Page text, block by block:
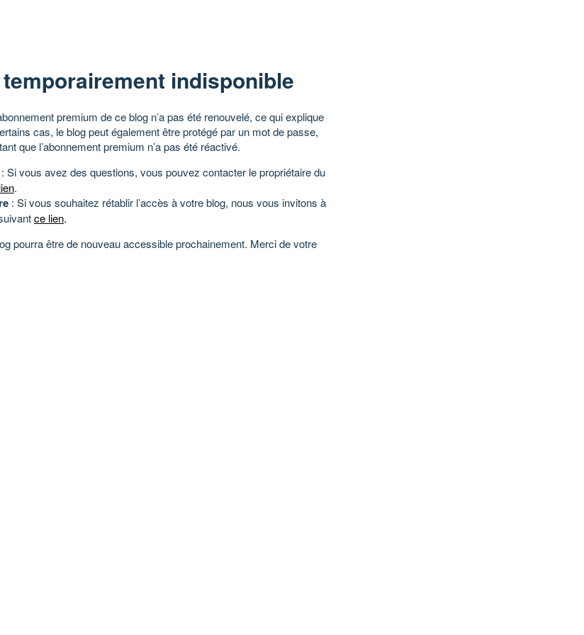
indisponible
premium de ce blog n’a pas été renouvelé, ce qui explique
cas, le blog peut également être protégé par un mot de passe,
que l’abonnement premium n’a pas été réactivé.
: Si vous avez des questions, vous pouvez contacter le propriétaire du
.
: Si vous souhaitez rétablir l’accès à votre blog, nous vous invitons à
ce lien.
pourra être de nouveau accessible prochainement. Merci de votre